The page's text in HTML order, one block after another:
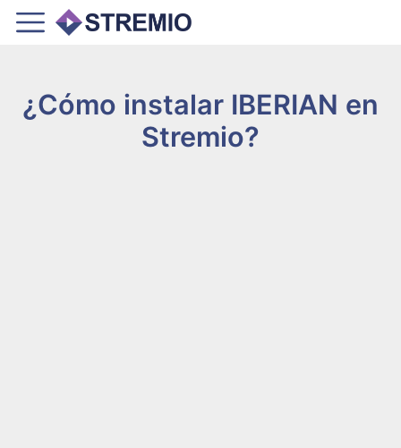
¿Cómo instalar IBERIAN en
Stremio?